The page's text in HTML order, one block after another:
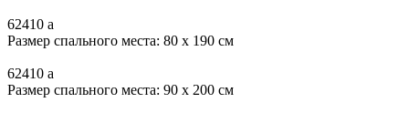
62410 a
Размер спального места: 80 x 190 см
62410 a
Размер спального места: 90 x 200 см